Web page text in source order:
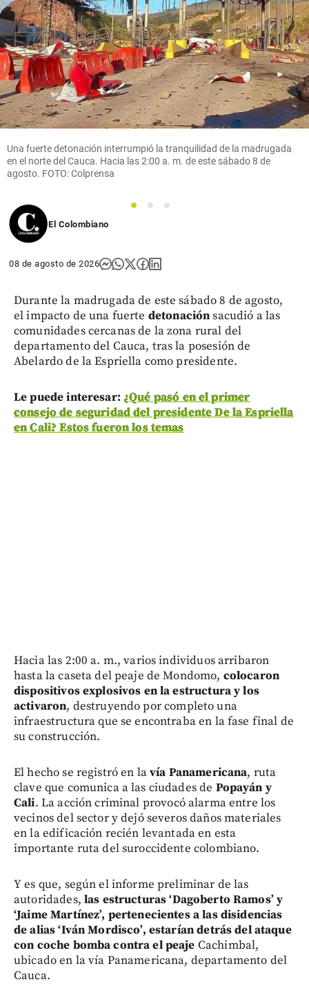
Una fuerte detonación interrumpió la tranquilidad de la madrugada
en el norte del Cauca. Hacia las 2:00 a. m. de este sábado 8 de
agosto. FOTO: Colprensa
1 2
3
El Colombiano
08 de agosto de 2026
Durante la madrugada de este sábado 8 de agosto,
el impacto de una fuerte detonaciónsacudió a las
comunidades cercanas de la zona rural del
departamento del Cauca, tras la posesión de
Abelardo de la Espriella como presidente.
Le puede interesar: ¿Qué pasó en el primer
consejo de seguridad del presidente De la Espriella
en Cali? Estos fueron los temas
Hacia las 2:00 a. m., varios individuos arribaron
hasta la caseta del peaje de Mondomo, colocaron
dispositivos explosivos en la estructura y los
activaron, destruyendo por completo una
infraestructura que se encontraba en la fase final de
su construcción.
El hecho se registró en lavía Panamericana, ruta
clave que comunica a las ciudades de Popayán y
Cali. La acción criminal provocó alarma entre los
vecinos del sector y dejó severos daños materiales
en la edificación recién levantada en esta
importante ruta del suroccidente colombiano.
Y es que, según el informe preliminar de las
autoridades, las estructuras ‘Dagoberto Ramos’ y
‘Jaime Martínez’, pertenecientes a las disidencias
de alias ‘Iván Mordisco’, estarían detrás del ataque
con coche bomba contra el peaje Cachimbal,
ubicado en la vía Panamericana, departamento del
Cauca.